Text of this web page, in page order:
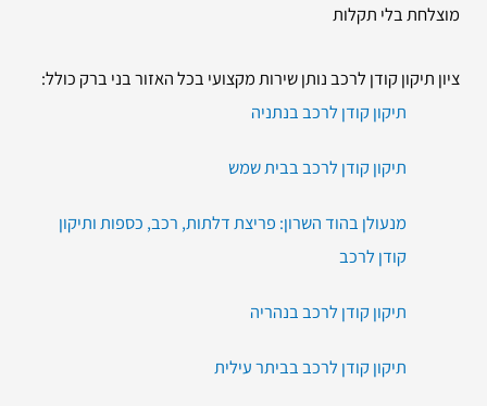
מוצלחת בלי תקלות
ציון תיקון קודן לרכב נותן שירות מקצועי בכל האזור בני ברק כולל:
תיקון קודן לרכב בנתניה
תיקון קודן לרכב בבית שמש
מנעולן בהוד השרון: פריצת דלתות, רכב, כספות ותיקון
קודן לרכב
תיקון קודן לרכב בנהריה
תיקון קודן לרכב בביתר עילית